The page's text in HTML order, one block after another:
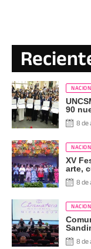
90
8 de
XV
arte,
8 de
Norton
8 de